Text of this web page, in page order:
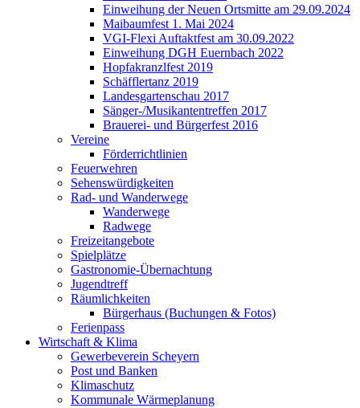
Einweihung der Neuen Ortsmitte am 29.09.2024
Maibaumfest 1. Mai 2024
VGI-Flexi Auftaktfest am 30.09.2022
Einweihung DGH Euernbach 2022
Hopfakranzlfest 2019
Schäfflertanz 2019
Landesgartenschau 2017
Sänger-/Musikantentreffen 2017
Brauerei- und Bürgerfest 2016
Vereine
Förderrichtlinien
Feuerwehren
Sehenswürdigkeiten
Rad- und Wanderwege
Wanderwege
Radwege
Freizeitangebote
Spielplätze
Gastronomie-Übernachtung
Jugendtreff
Räumlichkeiten
Bürgerhaus (Buchungen & Fotos)
Ferienpass
Wirtschaft & Klima
Gewerbeverein Scheyern
Post und Banken
Klimaschutz
Kommunale Wärmeplanung